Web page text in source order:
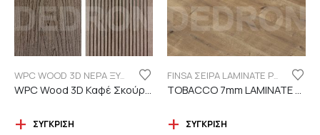
WPC WOOD 3D ΝΕΡΑ ΞΥΛΟΥ
ΣΎΓΚΡΙΣΗ
FINSA ΣΕΙΡΑ LAMINATE PUREFLOOR 7MM
ΣΎΓΚΡΙΣΗ